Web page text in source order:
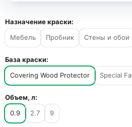
Назначение краски:
Мебель
Пробник Стены и обои
База краски:
Covering Wood Protector
Special
Объем, л:
0.9
2.7 9